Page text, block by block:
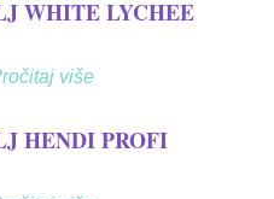
WHITE LYCHEE
više
HENDI PROFI